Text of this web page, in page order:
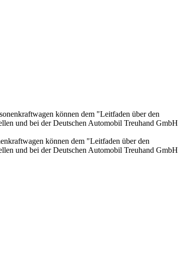
können dem "Leitfaden über den
und bei der Deutschen Automobil Treuhand GmbH
können dem "Leitfaden über den
und bei der Deutschen Automobil Treuhand GmbH